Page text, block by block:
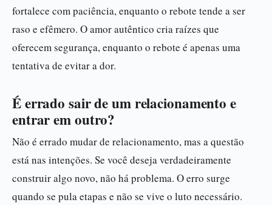
fortalece com paciência, enquanto o rebote tende a ser
raso e efêmero. O amor autêntico cria raízes que
oferecem segurança, enquanto o rebote é apenas uma
tentativa de evitar a dor.
É errado sair de um relacionamento e
entrar em outro?
Não é errado mudar de relacionamento, mas a questão
está nas intenções. Se você deseja verdadeiramente
construir algo novo, não há problema. O erro surge
quando se pula etapas e não se vive o luto necessário.